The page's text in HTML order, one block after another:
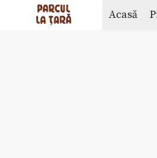
Acasă